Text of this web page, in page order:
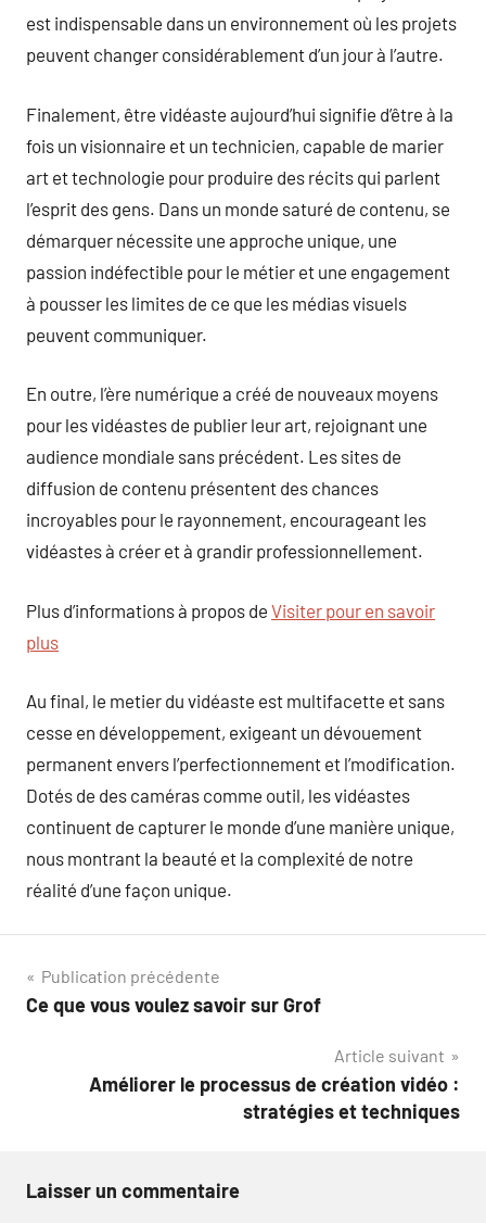
est indispensable dans un environnement où les projets
peuvent changer considérablement d’un jour à l’autre.
Finalement, être vidéaste aujourd’hui signifie d’être à la
fois un visionnaire et un technicien, capable de marier
art et technologie pour produire des récits qui parlent
l’esprit des gens. Dans un monde saturé de contenu, se
démarquer nécessite une approche unique, une
passion indéfectible pour le métier et une engagement
à pousser les limites de ce que les médias visuels
peuvent communiquer.
En outre, l’ère numérique a créé de nouveaux moyens
pour les vidéastes de publier leur art, rejoignant une
audience mondiale sans précédent. Les sites de
diffusion de contenu présentent des chances
incroyables pour le rayonnement, encourageant les
vidéastes à créer et à grandir professionnellement.
Plus d’informations à propos de Visiter pour en savoir
plus
Au final, le metier du vidéaste est multifacette et sans
cesse en développement, exigeant un dévouement
permanent envers l’perfectionnement et l’modification.
Dotés de des caméras comme outil, les vidéastes
continuent de capturer le monde d’une manière unique,
nous montrant la beauté et la complexité de notre
réalité d’une façon unique.
Navigation
de
Publication précédente
Ce que vous voulez savoir sur Grof
Article suivant
Améliorer le processus de création vidéo :
stratégies et techniques
Laisser un commentaire